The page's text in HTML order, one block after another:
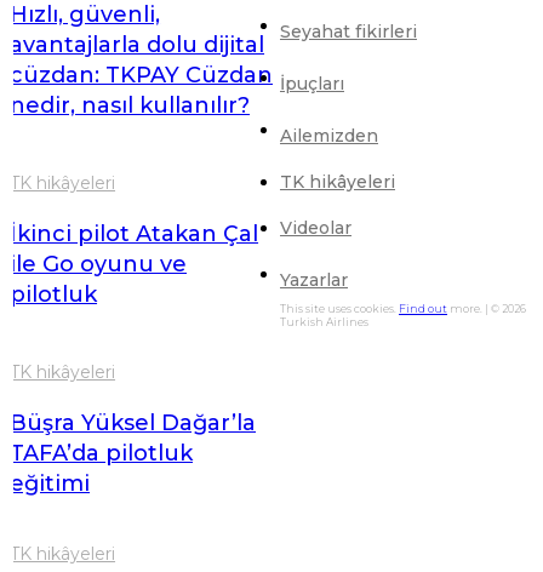
Hızlı, güvenli,
avantajlarla dolu dijital
cüzdan: TKPAY Cüzdan
nedir, nasıl kullanılır?
TK hikâyeleri
İkinci pilot Atakan Çal
ile Go oyunu ve
pilotluk
TK hikâyeleri
Büşra Yüksel Dağar’la
TAFA’da pilotluk
eğitimi
TK hikâyeleri
Seyahat fikirleri
İpuçları
Ailemizden
TK hikâyeleri
Videolar
Yazarlar
This site uses cookies. Find out more. | © 2026
Turkish Airlines